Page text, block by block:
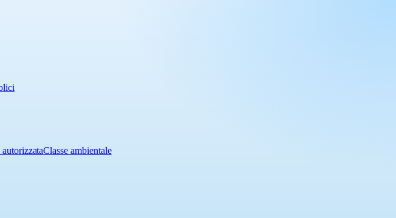
Classe ambientale